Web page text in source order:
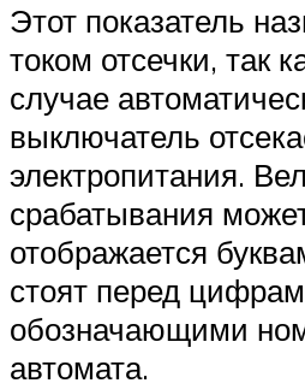
Этот показатель
током отсечки, так
случае
выключатель
электропитания.
срабатывания
отображается
стоят перед
обозначающими
автомата.